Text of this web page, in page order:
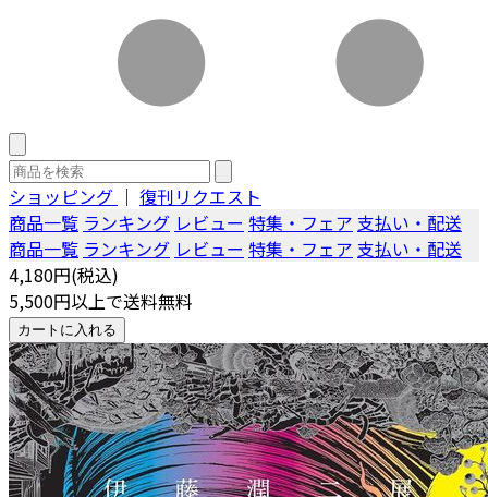
ショッピング ｜ 復刊リクエスト
商品一覧 ランキング レビュー 特集・フェア 支払い・配送
商品一覧 ランキング レビュー 特集・フェア 支払い・配送
4,180円(税込)
5,500円以上で送料無料
カートに入れる